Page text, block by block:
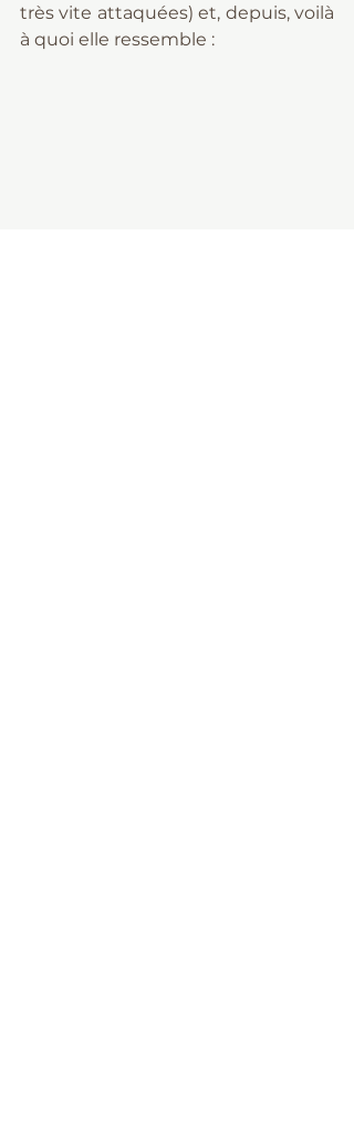
très vite attaquées) et, depuis, voilà
à quoi elle ressemble :